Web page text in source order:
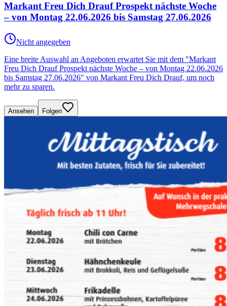
Markant Freu Dich Drauf Prospekt nächste Woche
– von Montag 22.06.2026 bis Samstag 27.06.2026
Nicht angegeben
Eine breite Auswahl an Angeboten erwartet Sie mit dem "Markant
Freu Dich Drauf Prospekt nächste Woche – von Montag 22.06.2026
bis Samstag 27.06.2026" von Markant Freu Dich Drauf, um noch
mehr zu sparen.
Ansehen Folgen